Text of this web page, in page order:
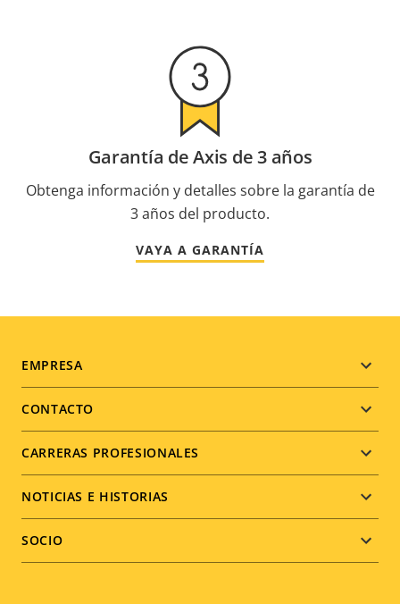
Garantía de Axis de 3 años
Obtenga información y detalles sobre la garantía de
3 años del producto.
VAYA A GARANTÍA
Footer
menu
EMPRESA
CONTACTO
CARRERAS PROFESIONALES
NOTICIAS E HISTORIAS
SOCIO